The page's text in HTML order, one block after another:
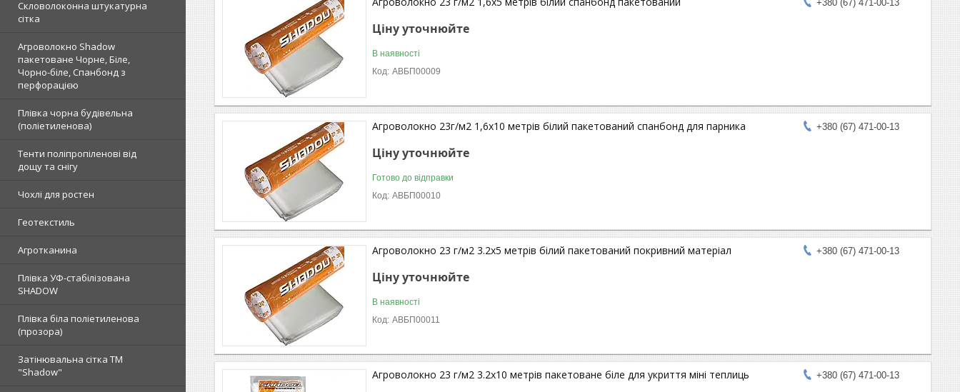
Скловолоконна штукатурна
сітка
Агроволокно Shadow
пакетоване Чорне, Біле,
Чорно-біле, Спанбонд з
перфорацією
Плівка чорна будівельна
(поліетиленова)
Тенти поліпропіленові від
дощу та снігу
Чохлі для ростен
Геотекстиль
Агротканина
Плівка УФ-стабілізована
SHADOW
Плівка біла поліетиленова
(прозора)
Затінювальна сітка ТМ
"Shadow"
+380 (67) 471-00-13
Ціну уточнюйте
В наявності
АВБП00009
+380 (67) 471-00-13
Агроволокно 23г/м2 1,6х10 метрів білий пакетований спанбонд для парника
Ціну уточнюйте
Готово до відправки
АВБП00010
+380 (67) 471-00-13
Агроволокно 23 г/м2 3.2х5 метрів білий пакетований покривний матеріал
Ціну уточнюйте
В наявності
АВБП00011
+380 (67) 471-00-13
Агроволокно 23 г/м2 3.2х10 метрів пакетоване біле для укриття міні теплиць